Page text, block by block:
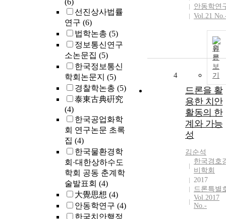
(6)
선진상사법률
연구 (6)
법학논총 (5)
정보통신연구
소논문집 (5)
한국정보통신
학회논문지 (5)
경찰학논총 (5)
泰東古典硏究
(4)
한국공업화학
회 연구논문 초록
집 (4)
한국물환경학
회·대한상하수도
학회 공동 춘계학
술발표회 (4)
大覺思想 (4)
안동학연구 (4)
한국치안행정
안동학연
Vol.21
원
문
보
기
4
드론을 활
용한 치안
활동의 한
계와 가능
성
김순석
한국경호
비학회
2017
드론특별
Vol.2017
No.-